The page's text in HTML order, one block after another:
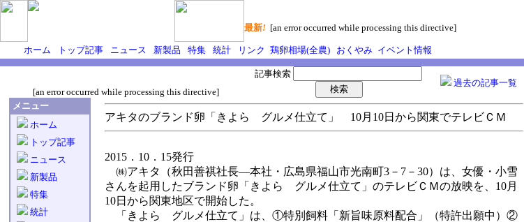
最新! [an error occurred while processing this directive]
ホーム トップ記事 ニュース 新製品 特集 統計 リンク 鶏卵相場(全農) おくやみ イベント情報
[an error occurred while processing this directive]
記事検索
過去の記事一覧
メニュー
ホーム
トップ記事
ニュース
新製品
特集
統計
アキタのブランド卵「きよら グルメ仕立て」 10月10日から関東でテレビＣＭ
2015．10．15発行
㈱アキタ（秋田善祺社長―本社・広島県福山市光南町3－7－30）は、女優・小雪
さんを起用したブランド卵「きよら グルメ仕立て」のテレビＣＭの放映を、10月
10日から関東地区で開始した。
「きよら グルメ仕立て」は、①特別飼料「新旨味原料配合」（特許出願中）②